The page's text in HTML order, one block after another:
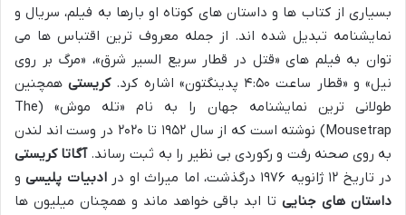
بسیاری از کتاب ها و داستان های کوتاه او بارها به فیلم، سریال و
نمایشنامه تبدیل شده اند. از جمله معروف ترین اقتباس ها می
توان به فیلم های «قتل در قطار سریع السیر شرق»، «مرگ بر روی
نیل» و «قطار ساعت ۴:۵۰ پدینگتون» اشاره کرد.
کریستیهمچنین
طولانی ترین نمایشنامه جهان را به نام «تله موش» (The
Mousetrap) نوشته است که از سال ۱۹۵۲ تا ۲۰۲۰ در وست اند لندن
به روی صحنه رفت و رکوردی بی نظیر را به ثبت رساند.آگاتا کریستی
در تاریخ ۱۲ ژانویه ۱۹۷۶ درگذشت، اما میراث او در
ادبیات پلیسیو
داستان های جناییتا ابد باقی خواهد ماند و همچنان میلیون ها